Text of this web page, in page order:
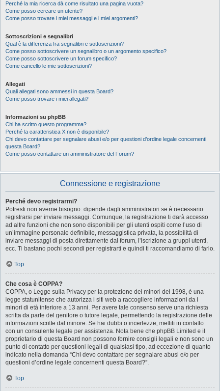
Perché la mia ricerca dà come risultato una pagina vuota?
Come posso cercare un utente?
Come posso trovare i miei messaggi e i miei argomenti?
Sottoscrizioni e segnalibri
Qual è la differenza fra segnalibri e sottoscrizioni?
Come posso sottoscrivere un segnalibro o un argomento specifico?
Come posso sottoscrivere un forum specifico?
Come cancello le mie sottoscrizioni?
Allegati
Quali allegati sono ammessi in questa Board?
Come posso trovare i miei allegati?
Informazioni su phpBB
Chi ha scritto questo programma?
Perché la caratteristica X non è disponibile?
Chi devo contattare per segnalare abusi e/o per questioni d’ordine legale concernenti
questa Board?
Come posso contattare un amministratore del Forum?
Connessione e registrazione
Perché devo registrarmi?
Potresti non averne bisogno: dipende dagli amministratori se è necessario
registrarsi per inviare messaggi. Comunque, la registrazione ti darà accesso
ad altre funzioni che non sono disponibili per gli utenti ospiti come l’uso di
un’immagine personale definibile, messaggistica privata, la possibilità di
inviare messaggi di posta direttamente dal forum, l’iscrizione a gruppi utenti,
ecc. Ti bastano pochi secondi per registrarti e quindi ti raccomandiamo di farlo.
Top
Che cosa è COPPA?
COPPA, o Legge sulla Privacy per la protezione dei minori del 1998, è una
legge statunitense che autorizza i siti web a raccogliere informazioni da i
minori di età inferiore a 13 anni. Per avere tale consenso serve una richiesta
scritta da parte del genitore o tutore legale, permettendo la registrazione delle
informazioni scritte dal minore. Se hai dubbi o incertezze, mettiti in contatto
con un consulente legale per assistenza. Nota bene che phpBB Limited e il
proprietario di questa Board non possono fornire consigli legali e non sono un
punto di contatto per questioni legali di qualsiasi tipo, ad eccezione di quanto
indicato nella domanda “Chi devo contattare per segnalare abusi e/o per
questioni d’ordine legale concernenti questa Board?”.
Top